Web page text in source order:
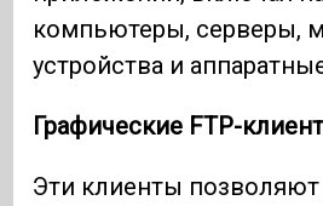
компьютеры, серверы,
устройства и
Графические FTP-
Эти клиенты позволяют